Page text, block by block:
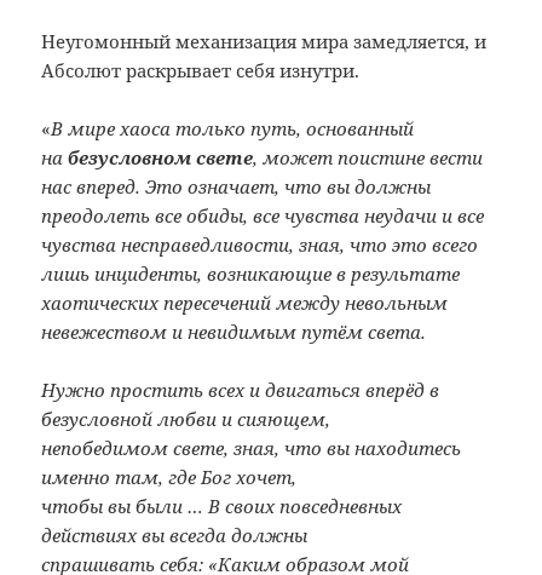
Неугомонный механизация мира замедляется, и
Абсолют раскрывает себя изнутри.
«В мире хаоса только путь, основанный
набезусловном свете, может поистине вести
нас вперед. Это означает, что вы должны
преодолеть все обиды, все чувства неудачи и все
чувства несправедливости, зная, что это всего
лишь инциденты, возникающие в результате
хаотических пересечений между невольным
невежеством и невидимым путём света.
Нужно простить всех и двигаться вперёд в
безусловной любви и сияющем,
непобедимом свете, зная, что вы находитесь
именно там, где Бог хочет,
чтобы вы были … В своих повседневных
действиях вы всегда должны
спрашивать себя: «Каким образом мой